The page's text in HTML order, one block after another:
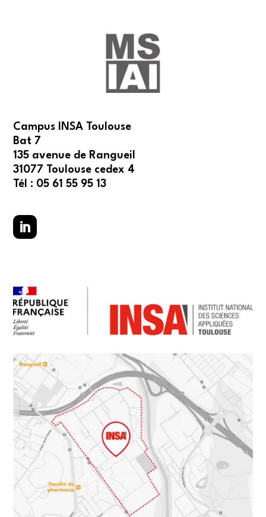
Campus INSA Toulouse
Bat 7
135 avenue de Rangueil
31077 Toulouse cedex 4
Tél : 05 61 55 95 13